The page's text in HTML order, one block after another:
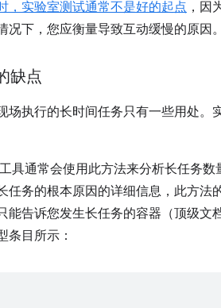
，实验室测试通常不是好的起点 ，因
况下，您应衡量导致互动缓慢的原因。
缺点
场执行的长时间任务只有一些用处
具通常会使用此方法来分析长任务
任务的根本原因的详细信息，此方法
能告诉您发生长任务的容器（顶级文
条目所示：